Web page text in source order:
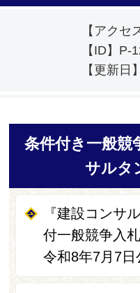
【アクセ
【ID】 P-
【更新日】
条件付き一般競
サルタ
『建設コンサ
付一般競争入
令和8年7月7日